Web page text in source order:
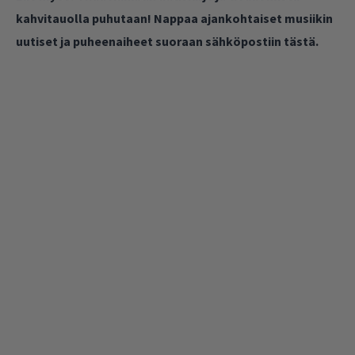
kahvitauolla puhutaan! Nappaa ajankohtaiset musiikin
uutiset ja puheenaiheet suoraan sähköpostiin tästä.